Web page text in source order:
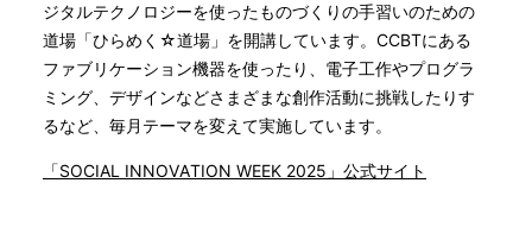
ジタルテクノロジーを使ったものづくりの手習いのための
道場「ひらめく☆道場」を開講しています。CCBTにある
ファブリケーション機器を使ったり、電子工作やプログラ
ミング、デザインなどさまざまな創作活動に挑戦したりす
るなど、毎月テーマを変えて実施しています。
「SOCIAL INNOVATION WEEK 2025」公式サイト